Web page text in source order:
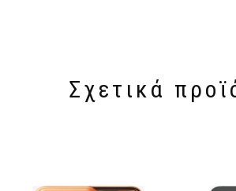
Σχετικά